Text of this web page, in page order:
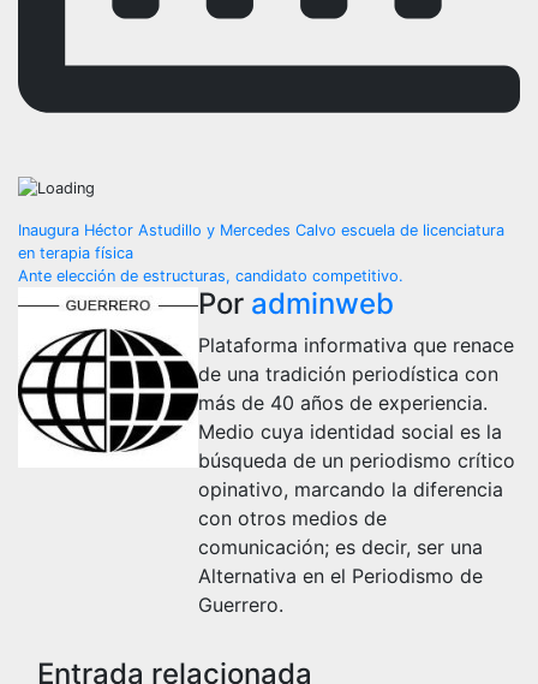
Navegación
de
entradas
Inaugura Héctor Astudillo y Mercedes Calvo escuela de licenciatura
en terapia física
Ante elección de estructuras, candidato competitivo.
Por adminweb
Plataforma informativa que renace
de una tradición periodística con
más de 40 años de experiencia.
Medio cuya identidad social es la
búsqueda de un periodismo crítico
opinativo, marcando la diferencia
con otros medios de
comunicación; es decir, ser una
Alternativa en el Periodismo de
Guerrero.
Entrada relacionada